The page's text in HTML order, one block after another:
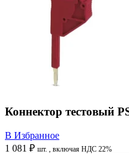
Коннектор тестовый
В Избранное
1 081 ₽ шт. , включая НДС 22%